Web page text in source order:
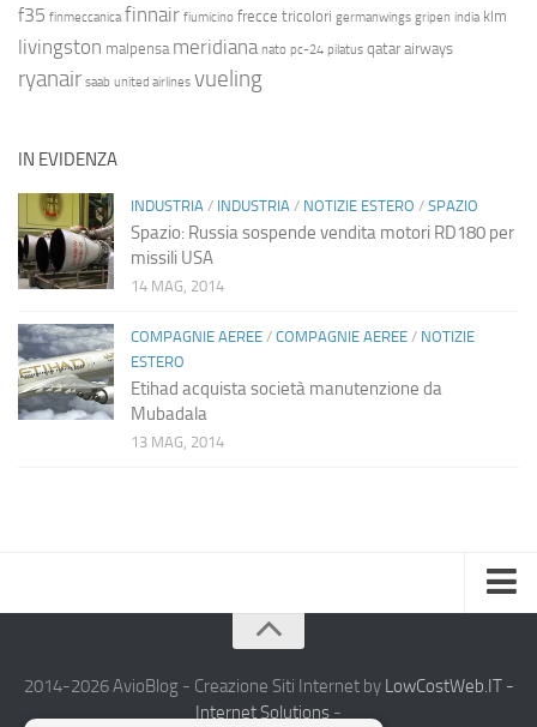
f35 finmeccanica finnair fiumicino frecce tricolori germanwings gripen india klm
livingston malpensa meridiana nato pc-24 pilatus qatar airways
ryanair saab united airlines vueling
IN EVIDENZA
INDUSTRIA / INDUSTRIA / NOTIZIE ESTERO / SPAZIO
Spazio: Russia sospende vendita motori RD180 per
missili USA
14 MAG, 2014
COMPAGNIE AEREE / COMPAGNIE AEREE / NOTIZIE
ESTERO
Etihad acquista società manutenzione da
Mubadala
13 MAG, 2014
Chi Siamo
2014-2026 AvioBlog - Creazione Siti Internet by LowCostWeb.IT -
Internet Solutions -